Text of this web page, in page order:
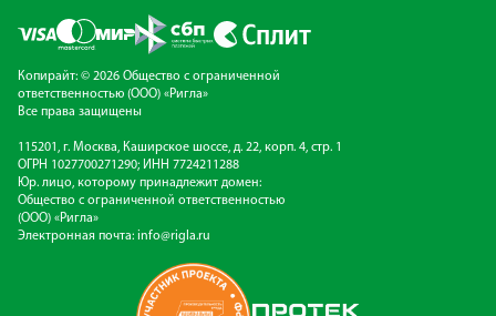
Копирайт: © 2026 Общество с ограниченной
ответственностью (ООО) «Ригла»
Все права защищены
115201, г. Москва, Каширское шоссе, д. 22, корп. 4, стр. 1
ОГРН 1027700271290; ИНН 7724211288
Юр. лицо, которому принадлежит домен:
Общество с ограниченной ответственностью
(ООО) «Ригла»
Электронная почта: info@rigla.ru